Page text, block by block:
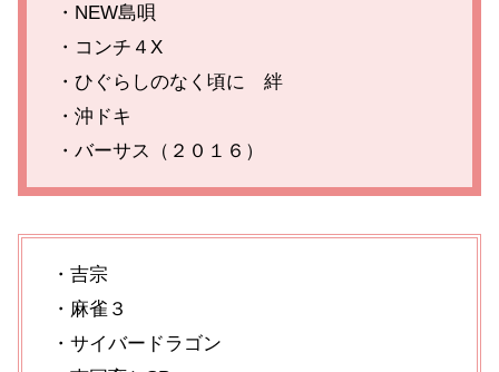
・NEW島唄
・コンチ４X
・ひぐらしのなく頃に 絆
・沖ドキ
・バーサス（２０１６）
・吉宗
・麻雀３
・サイバードラゴン